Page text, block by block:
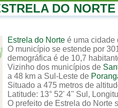
DO NORTE
Estrela do Norte é uma cidade
O município se estende por
demográfica é de 10,7
Vizinho dos municípios de
a 48 km a Sul-Leste de
Situado a 475 metros de
Latitude: 13° 52' 4'' Sul,
O prefeito de Estrela do Norte